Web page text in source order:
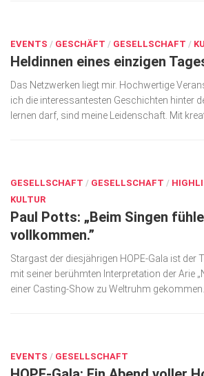
EVENTS / GESCHÄFT / GESELLSCHAFT /
Heldinnen eines einzigen
Das Netzwerken liegt mir. Hochwertige
ich die interessantesten Geschichten hinter
lernen darf, sind meine Leidenschaft. Mit
GESELLSCHAFT / GESELLSCHAFT /
KULTUR
Paul Potts: „Beim Singen
vollkommen.”
Stargast der diesjährigen HOPE-Gala ist der
mit seiner berühmten Inter­pretation der Arie
einer Casting-Show zu Weltruhm gekommen...
EVENTS / GESELLSCHAFT